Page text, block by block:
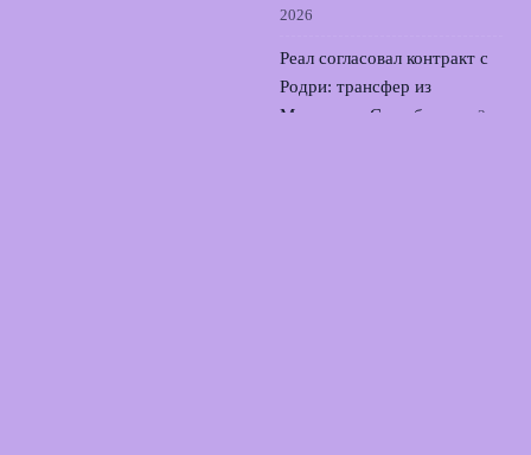
2026
Реал согласовал контракт с
Родри: трансфер из
Манчестер Сити близок
3